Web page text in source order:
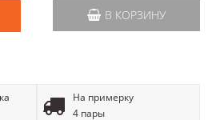
В КОРЗИНУ
На примерку
4 пары